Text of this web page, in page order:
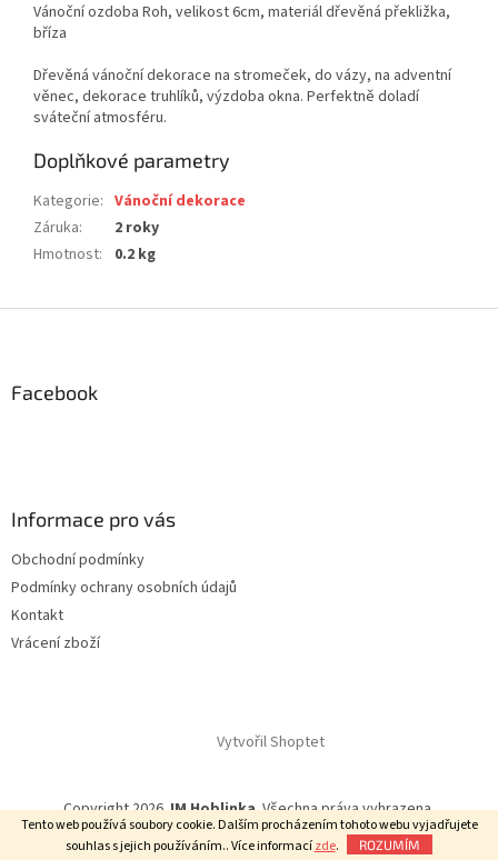
Tento web používá soubory cookie. Dalším procházením tohoto webu vyjadřujete
souhlas s jejich používáním.. Více informacízde. ROZUMÍM
Vánoční ozdoba Roh, velikost 6cm, materiál dřevěná překližka,
bříza
Dřevěná vánoční dekorace na stromeček, do vázy, na adventní
věnec, dekorace truhlíků, výzdoba okna. Perfektně doladí
sváteční atmosféru.
Doplňkové parametry
Kategorie: Vánoční dekorace
Záruka:
2 roky
Hmotnost: 0.2 kg
Facebook
Informace pro vás
Obchodní podmínky
Podmínky ochrany osobních údajů
Kontakt
Vrácení zboží
Vytvořil Shoptet
Copyright 2026JM Hoblinka. Všechna práva vyhrazena.